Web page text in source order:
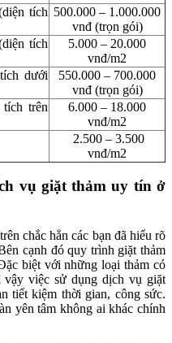
tích 500.000 – 1.000.000
vnđ (trọn gói)
tích
5.000 – 20.000
vnđ/m2
dưới
550.000 – 700.000
vnđ (trọn gói)
trên
6.000 – 18.000
vnđ/m2
2.500 – 3.500
vnđ/m2
vụ giặt thảm uy tín ở
chắc hẳn các bạn đã hiểu rõ
cạnh đó quy trình giặt thảm
biệt với những loại thảm có
việc sử dụng dịch vụ giặt
tiết kiệm thời gian, công sức.
yên tâm không ai khác chính